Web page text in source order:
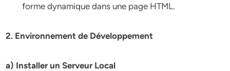
forme dynamique dans une page HTML.
2. Environnement de Développement
a) Installer un Serveur Local